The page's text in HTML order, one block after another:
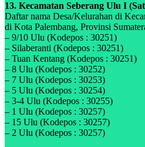
13. Kecamatan Seberang Ulu I
Daftar nama Desa/Kelurahan di
di Kota Palembang, Provinsi
– 9/10 Ulu (Kodepos : 30251)
– Silaberanti (Kodepos : 30251)
– Tuan Kentang (Kodepos : 30251)
– 8 Ulu (Kodepos : 30252)
– 7 Ulu (Kodepos : 30253)
– 5 Ulu (Kodepos : 30254)
– 3-4 Ulu (Kodepos : 30255)
– 1 Ulu (Kodepos : 30257)
– 15 Ulu (Kodepos : 30257)
– 2 Ulu (Kodepos : 30257)